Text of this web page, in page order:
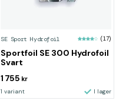
SE Sport Hydrofoil (17)
Sportfoil SE 300 Hydrofoil
Svart
1 755 kr
1 variant I lager